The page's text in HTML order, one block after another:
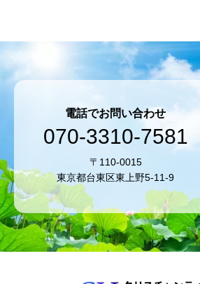
電話でお問い合わせ
070-3310-7581
〒110-0015
東京都台東区東上野5-11-9